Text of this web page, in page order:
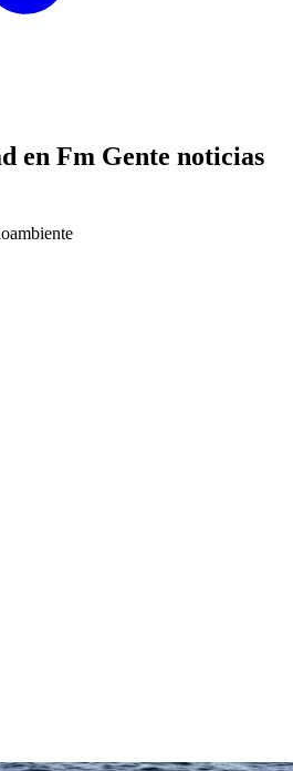
en Fm Gente noticias